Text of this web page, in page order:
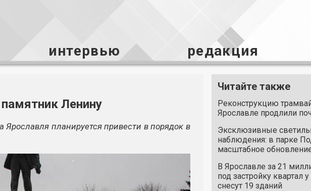
интервью редакция
Ленину
планируется привести в порядок в
Читайте также
Реконструкцию
Ярославле продлили
Эксклюзивные
наблюдения: в парке
масштабное
В Ярославле за 21
под застройку квартал
снесут 19 зданий